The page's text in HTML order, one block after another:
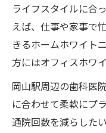
ライフスタイルに合
えば、仕事や家事で
きるホームホワイト
方にはオフィスホワ
岡山駅周辺の歯科医
に合わせて柔軟にプ
通院回数を減らした